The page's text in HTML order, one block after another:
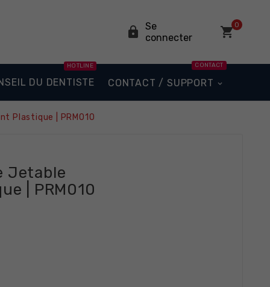

Se
connecter
0
DU DENTISTE
HOTLINE
CONTACT / SUPPORT
CONTACT
Plastique | PRM010
Jetable
| PRM010